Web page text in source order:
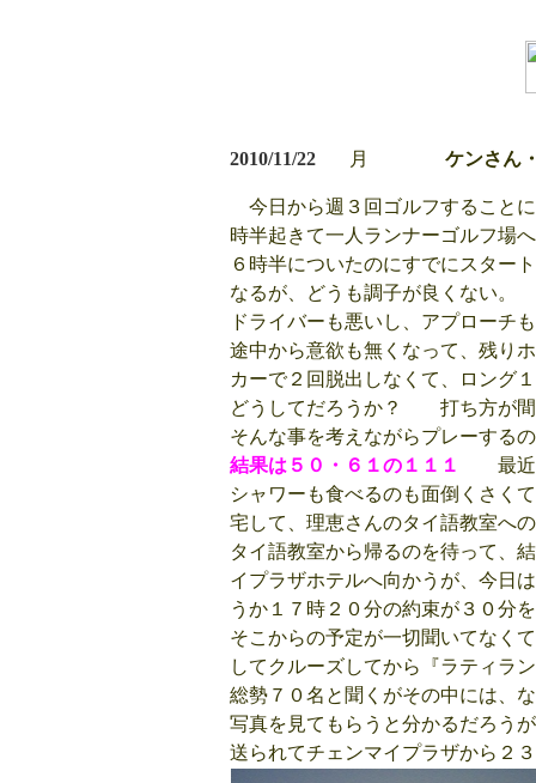
2010/11/22 月 ケンさん・
今日から週３回ゴルフすること
時半起きて一人ランナーゴルフ場
６時半についたのにすでにスター
なるが、どうも調子が良くない。
ドライバーも悪いし、アプローチ
途中から意欲も無くなって、残り
カーで２回脱出しなくて、ロング
どうしてだろうか？ 打ち方が間
そんな事を考えながらプレーする
結果は５０・６１の１１１
最近
シャワーも食べるのも面倒くさく
宅して、理恵さんのタイ語教室へ
タイ語教室から帰るのを待って、
イプラザホテルへ向かうが、今日
うか１７時２０分の約束が３０分
そこからの予定が一切聞いてなく
してクルーズしてから『ラティラ
総勢７０名と聞くがその中には、
写真を見てもらうと分かるだろう
送られてチェンマイプラザから２